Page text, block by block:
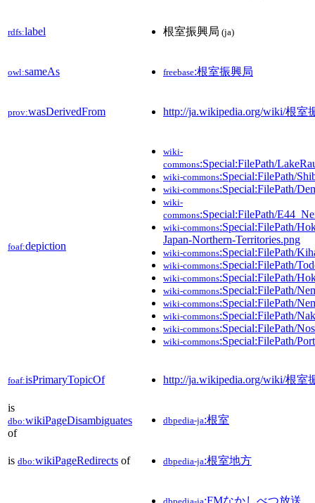
rdfs:label 根室振興局 (ja)
owl:sameAs freebase:根室振興局
prov:wasDerivedFrom http://ja.wikipedia.org/wiki/根室
foaf:depiction
wiki-
commons:Special:FilePath/
wiki-commons:Special:FilePath/
wiki-commons:Special:FilePath/
wiki-
commons:Special:FilePath/
wiki-commons:Special:FilePath/
Japan-Northern-Territories.png
wiki-commons:Special:FilePath/
wiki-commons:Special:FilePath/
wiki-commons:Special:FilePath/
wiki-commons:Special:FilePath/
wiki-commons:Special:FilePath/
wiki-commons:Special:FilePath/
wiki-commons:Special:FilePath/
wiki-commons:Special:FilePath/
foaf:isPrimaryTopicOf http://ja.wikipedia.org/wiki/根室
is
dbo:wikiPageDisambiguates
of
dbpedia-ja:根室
is dbo:wikiPageRedirects of dbpedia-ja:根室地方
:FMなかしべつ放送